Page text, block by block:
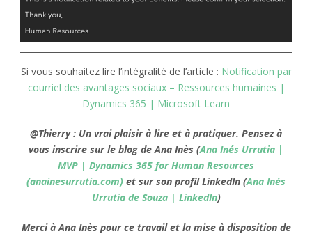
Si vous souhaitez lire l’intégralité de l’article : Notification par
courriel des avantages sociaux – Ressources humaines |
Dynamics 365 | Microsoft Learn
@Thierry : Un vrai plaisir à lire et à pratiquer. Pensez à
vous inscrire sur le blog de Ana Inès (Ana Inés Urrutia |
MVP | Dynamics 365 for Human Resources
(anainesurrutia.com) et sur son profil LinkedIn (Ana Inés
Urrutia de Souza | LinkedIn)
Merci à Ana Inès pour ce travail et la mise à disposition de